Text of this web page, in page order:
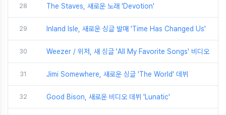
28 The Staves, 새로운 노래 'Devotion'
29 Inland Isle, 새로운 싱글 발매 'Time Has Changed Us'
30 Weezer / 위저, 새 싱글 'All My Favorite Songs' 비디오
31 Jimi Somewhere, 새로운 싱글 'The World' 데뷔
32 Good Bison, 새로운 비디오 데뷔 'Lunatic'